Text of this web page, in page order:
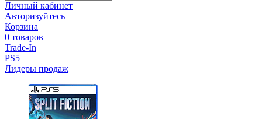
Личный кабинет
Авторизуйтесь
Корзина
0 товаров
Trade-In
PS5
Лидеры продаж